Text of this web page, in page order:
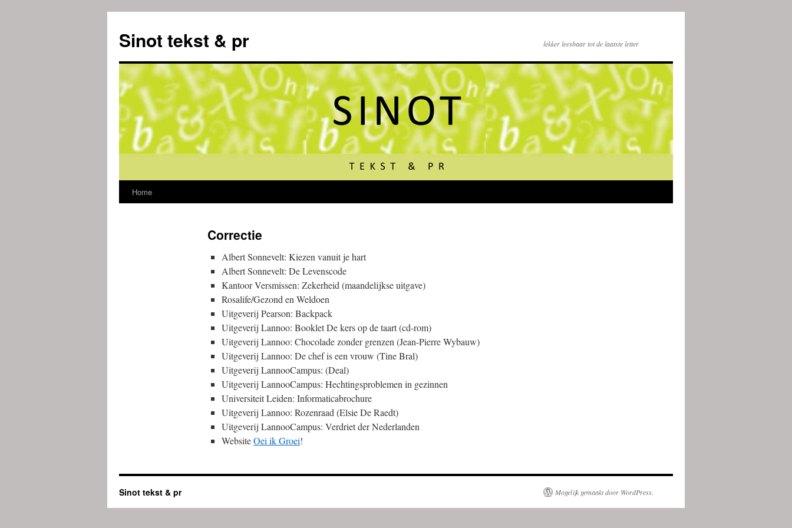
Sinot tekst & pr lekker leesbaar tot de laatste letter
Home
Correctie
Albert Sonnevelt: Kiezen vanuit je hart
Albert Sonnevelt: De Levenscode
Kantoor Versmissen: Zekerheid (maandelijkse uitgave)
Rosalife/Gezond en Weldoen
Uitgeverij Pearson: Backpack
Uitgeverij Lannoo: Booklet De kers op de taart (cd-rom)
Uitgeverij Lannoo: Chocolade zonder grenzen (Jean-Pierre Wybauw)
Uitgeverij Lannoo: De chef is een vrouw (Tine Bral)
Uitgeverij LannooCampus: (Deal)
Uitgeverij LannooCampus: Hechtingsproblemen in gezinnen
Universiteit Leiden: Informaticabrochure
Uitgeverij Lannoo: Rozenraad (Elsie De Raedt)
Uitgeverij LannooCampus: Verdriet der Nederlanden
WebsiteOei ik Groei!
Sinot tekst & pr Mogelijk gemaakt door WordPress.